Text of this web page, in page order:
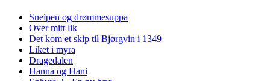
Sneipen og drømmesuppa
Over mitt lik
Det kom et skip til Bjørgvin i 1349
Liket i myra
Dragedalen
Hanna og Hani